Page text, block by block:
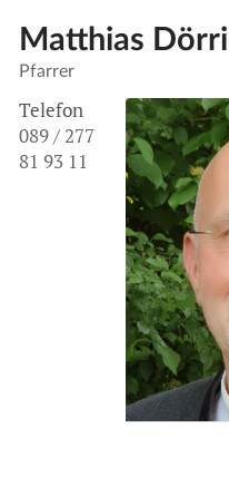
Matthias
Pfarrer
Telefon
089 / 277
81 93 11